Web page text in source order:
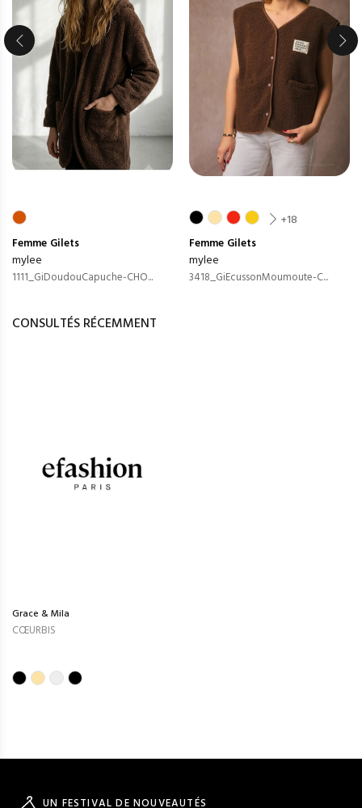
Femme Gilets
mylee
1111_GiDoudouCapuche-CHO...
+18
Femme Gilets
mylee
3418_GiEcussonMoumoute-C...
CONSULTÉS RÉCEMMENT
Grace & Mila
CŒURBIS
UN FESTIVAL DE NOUVEAUTÉS